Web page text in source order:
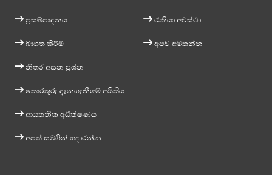
ප්‍රසම්පාදනය
බාගත කිරීම්
නිතර අසන ප්‍රශ්න
තොරතුරු දැනගැනීමේ අයිතිය
ආයතනික අධීක්ෂණය
අපත් සමගින් හදාරන්න
රැකියා අවස්ථා
අපව අමතන්න